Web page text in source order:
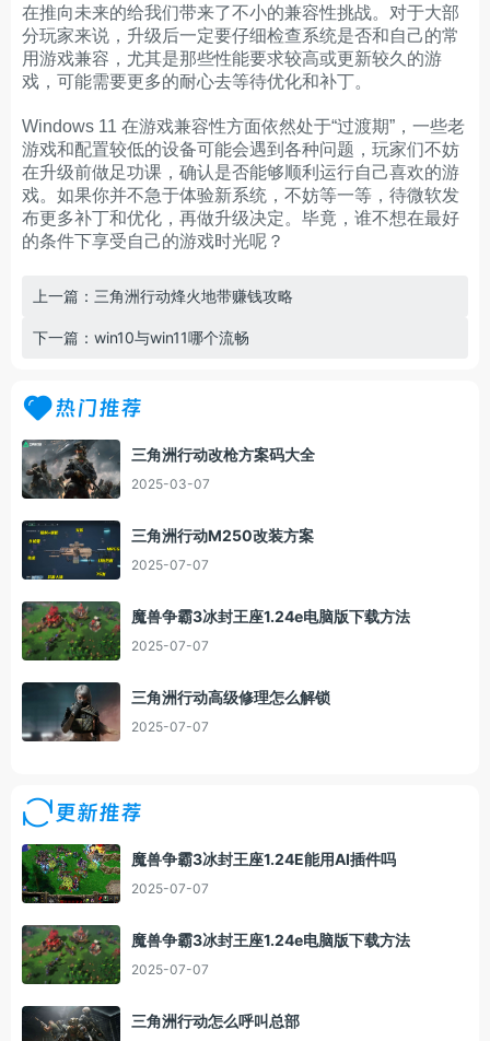
在推向未来的给我们带来了不小的兼容性挑战。对于大部
分玩家来说，升级后一定要仔细检查系统是否和自己的常
用游戏兼容，尤其是那些性能要求较高或更新较久的游
戏，可能需要更多的耐心去等待优化和补丁。
Windows 11 在游戏兼容性方面依然处于“过渡期”，一些老
游戏和配置较低的设备可能会遇到各种问题，玩家们不妨
在升级前做足功课，确认是否能够顺利运行自己喜欢的游
戏。如果你并不急于体验新系统，不妨等一等，待微软发
布更多补丁和优化，再做升级决定。毕竟，谁不想在最好
的条件下享受自己的游戏时光呢？
上一篇：三角洲行动烽火地带赚钱攻略
下一篇：win10与win11哪个流畅
热门推荐
三角洲行动改枪方案码大全
2025-03-07
三角洲行动M250改装方案
2025-07-07
魔兽争霸3冰封王座1.24e电脑版下载方法
2025-07-07
三角洲行动高级修理怎么解锁
2025-07-07
更新推荐
魔兽争霸3冰封王座1.24E能用AI插件吗
2025-07-07
魔兽争霸3冰封王座1.24e电脑版下载方法
2025-07-07
三角洲行动怎么呼叫总部